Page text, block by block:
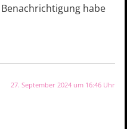
habe
27. September 2024 um 16:46 Uhr